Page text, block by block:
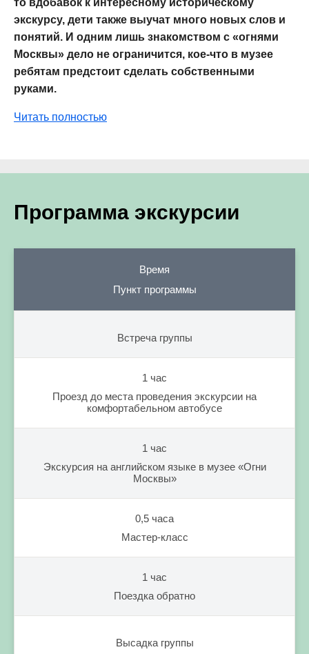
экскурсу, дети также выучат много новых слов и
понятий. И одним лишь знакомством с «огнями
Москвы» дело не ограничится, кое-что в музее
ребятам предстоит сделать собственными
руками.
Читать полностью
Программа экскурсии
Время
Пункт программы
Встреча группы
1 час
Проезд до места проведения экскурсии на
комфортабельном автобусе
1 час
Экскурсия на английском языке в музее «Огни
Москвы»
0,5 часа
Мастер-класс
1 час
Поездка обратно
Высадка группы